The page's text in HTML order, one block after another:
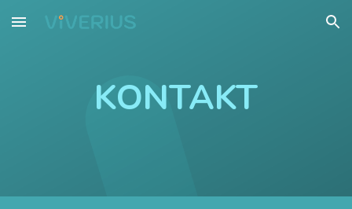
Skip to main content Skip to navigation
KONTAKT